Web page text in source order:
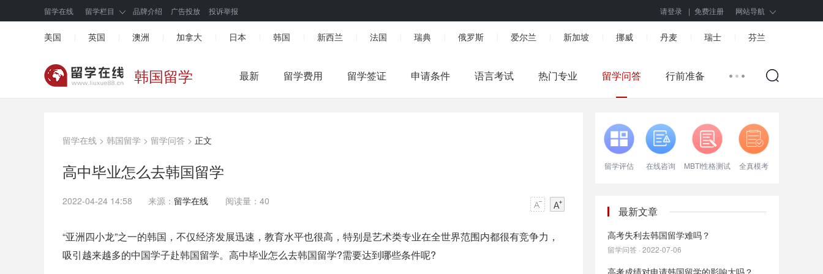
留学在线 留学栏目 品牌介绍 广告投放 投诉举报 请登录 | 免费注册 网站导航
美国 英国 澳洲 加拿大 日本 韩国 新西兰 法国 瑞典 俄罗斯 爱尔兰 新加坡 挪威 丹麦 瑞士 芬兰
韩国留学 最新 留学费用 留学签证 申请条件 语言考试 热门专业 留学问答 行前准备
留学在线 > 韩国留学 > 留学问答 > 正文
高中毕业怎么去韩国留学
2022-04-24 14:58 来源： 留学在线 阅读量：40
“亚洲四小龙”之一的韩国，不仅经济发展迅速，教育水平也很高，特别是艺术类专业在全世界范围内都很有竞争力，
吸引越来越多的中国学子赴韩国留学。高中毕业怎么去韩国留学?需要达到哪些条件呢?
留学评估 在线咨询 MBTI性格测试 全真模考
最新文章
高考失利去韩国留学难吗？
留学问答 · 2022-07-06
高考成绩对申请韩国留学的影响大吗？